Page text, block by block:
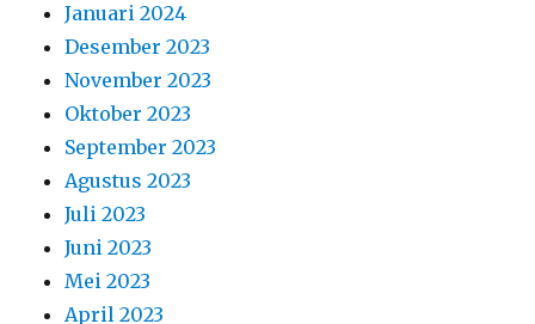
Januari 2024
Desember 2023
November 2023
Oktober 2023
September 2023
Agustus 2023
Juli 2023
Juni 2023
Mei 2023
April 2023